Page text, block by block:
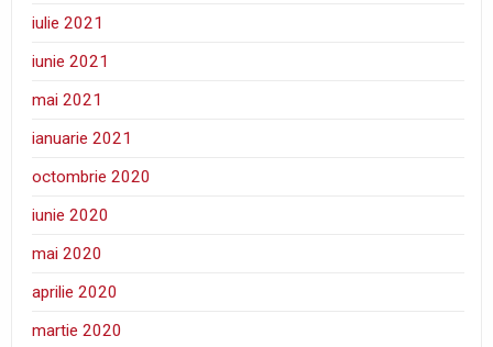
iulie 2021
iunie 2021
mai 2021
ianuarie 2021
octombrie 2020
iunie 2020
mai 2020
aprilie 2020
martie 2020